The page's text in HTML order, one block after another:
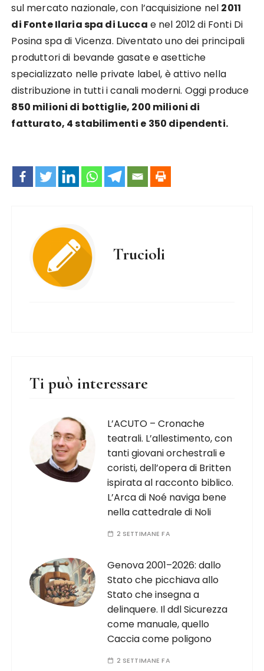
sul mercato nazionale, con l’acquisizione nel 2011
di Fonte Ilaria spa di Lucca e nel 2012 di Fonti Di
Posina spa di Vicenza. Diventato uno dei principali
produttori di bevande gasate e asettiche
specializzato nelle private label, è attivo nella
distribuzione in tutti i canali moderni. Oggi produce
850 milioni di bottiglie, 200 milioni di
fatturato, 4 stabilimenti e 350 dipendenti.
Trucioli
Ti può interessare
L’ACUTO – Cronache
teatrali. L’allestimento, con
tanti giovani orchestrali e
coristi, dell’opera di Britten
ispirata al racconto biblico.
L’Arca di Noé naviga bene
nella cattedrale di Noli
2 SETTIMANE FA
Genova 2001–2026: dallo
Stato che picchiava allo
Stato che insegna a
delinquere. Il ddl Sicurezza
come manuale, quello
Caccia come poligono
2 SETTIMANE FA